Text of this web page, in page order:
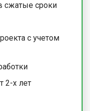
сжатые сроки
с учетом
2-х лет